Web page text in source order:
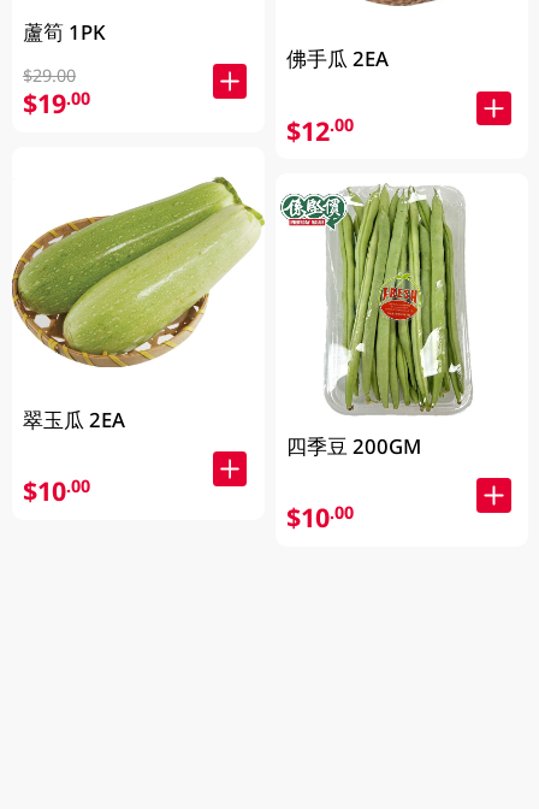
蘆筍 1PK
$29.00
$19.00
翠玉瓜 2EA
$10.00
佛手瓜 2EA
$12.00
四季豆 200GM
$10.00